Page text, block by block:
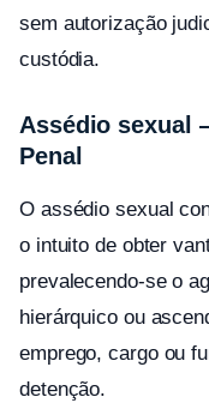
sem autorização
custódia.
Assédio sexual
Penal
O assédio sexual
o intuito de obter
prevalecendo-se o
hierárquico ou
emprego, cargo ou
detenção.